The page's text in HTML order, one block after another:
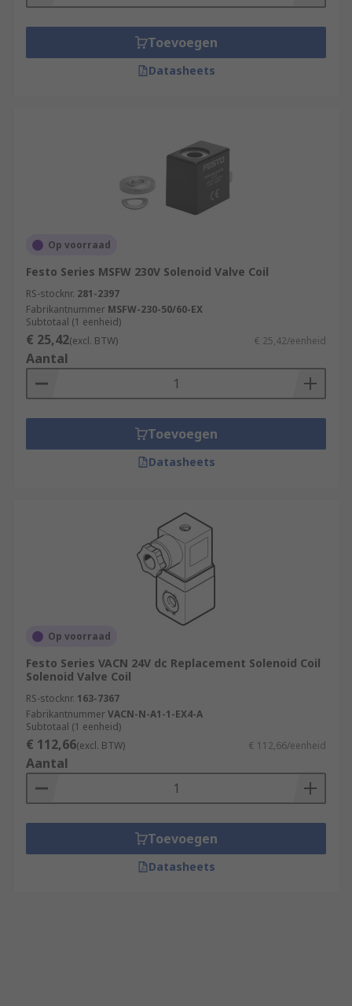
Toevoegen
Datasheets
Op voorraad
Festo Series MSFW 230V Solenoid Valve Coil
RS-stocknr. 281-2397
Fabrikantnummer MSFW-230-50/60-EX
Subtotaal (1 eenheid)
€ 25,42(excl. BTW) € 25,42/eenheid
Aantal
Toevoegen
Datasheets
Op voorraad
Festo Series VACN 24V dc Replacement Solenoid Coil
Solenoid Valve Coil
RS-stocknr. 163-7367
FabrikantnummerVACN-N-A1-1-EX4-A
Subtotaal (1 eenheid)
€ 112,66(excl. BTW) € 112,66/eenheid
Aantal
Toevoegen
Datasheets